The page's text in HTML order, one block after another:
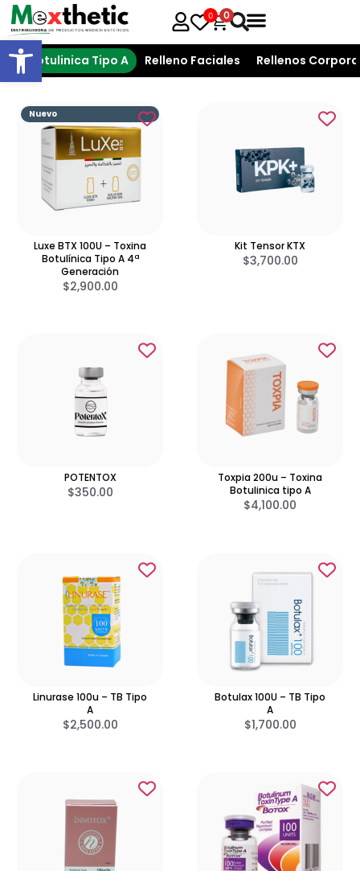
Open toolbar
0 0
T. Botulinica Tipo A Relleno Faciales Rellenos
Nuevo
Luxe BTX 100U – Toxina
Botulínica Tipo A 4ª
Generación
$2,900.00
Kit Tensor KTX
$3,700.00
POTENTOX
$350.00
Toxpia 200u – Toxina
Botulinica tipo A
$4,100.00
Linurase 100u – TB Tipo
A
$2,500.00
Botulax 100U – TB Tipo
A
$1,700.00